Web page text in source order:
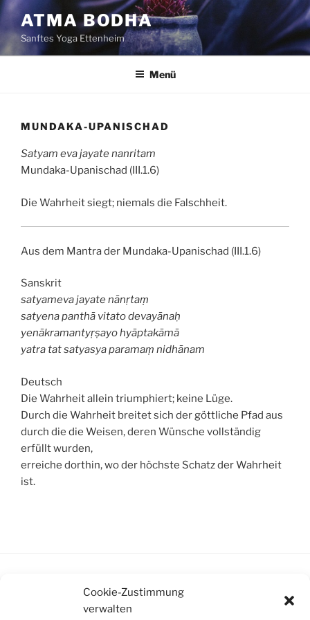
Cookie-Zustimmung
verwalten
Zum
Inhalt
springen
ATMA BODHA
Sanftes Yoga Ettenheim
Menü
MUNDAKA-UPANISCHAD
Satyam eva jayate nanritam
Mundaka-Upanischad (III.1.6)
Die Wahrheit siegt; niemals die Falschheit.
Aus dem Mantra der Mundaka-Upanischad (III.1.6)
Sanskrit
satyameva jayate nānṛtaṃ
satyena panthā vitato devayānaḥ
yenākramantyṛṣayo hyāptakāmā
yatra tat satyasya paramaṃ nidhānam
Deutsch
Die Wahrheit allein triumphiert; keine Lüge.
Durch die Wahrheit breitet sich der göttliche Pfad aus
durch die die Weisen, deren Wünsche vollständig
erfüllt wurden,
erreiche dorthin, wo der höchste Schatz der Wahrheit
ist.